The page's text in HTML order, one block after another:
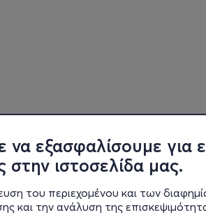
εξασφαλίσουμε για
ιστοσελίδα μας.
του περιεχομένου και των
και την ανάλυση της